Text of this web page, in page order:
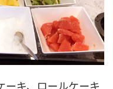
ーキ、ロールケーキ